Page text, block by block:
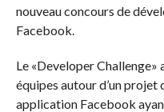
nouveau concours de
Facebook.
Le «Developer
équipes autour d’un projet
application Facebook